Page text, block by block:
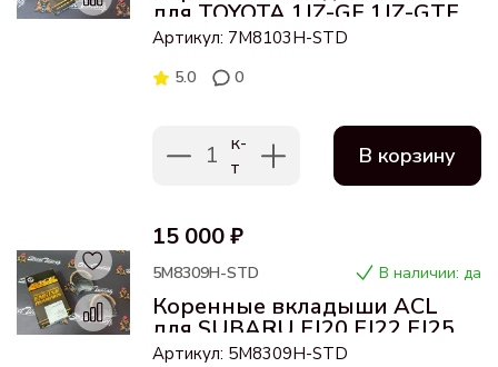
для TOYOTA 1JZ-GE 1JZ-GTE,
2JZ-GE 2JZ-GTE Стандарт
Артикул: 7M8103H-STD
5.0 0
1 к-
т
В корзину
15 000 ₽
В наличии: да
5M8309H-STD
Коренные вкладыши ACL
для SUBARU EJ20 EJ22 EJ25 с
1999г- Стандарт
Артикул: 5M8309H-STD